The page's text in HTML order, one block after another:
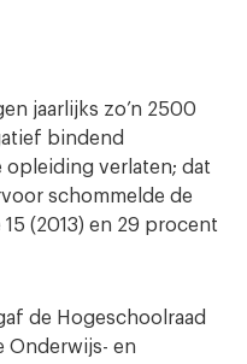
jaarlijks zo’n 2500
bindend
opleiding verlaten; dat
schommelde de
(2013) en 29 procent
de Hogeschoolraad
Onderwijs- en